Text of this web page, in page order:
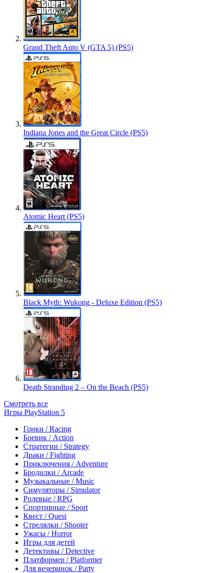
Grand Theft Auto V (GTA 5) (PS5)
Indiana Jones and the Great Circle (PS5)
Atomic Heart (PS5)
Black Myth: Wukong - Deluxe Edition (PS5)
Death Stranding 2 – On the Beach (PS5)
Смотреть все
Игры PlayStation 5
Гонки / Racing
Боевик / Action
Стратегии / Strategy
Драки / Fighting
Приключения / Adventure
Бродилки / Arcade
Музыкальные / Music
Симуляторы / Simulator
Ролевые / RPG
Спортивные / Sport
Квест / Quest
Стрелялки / Shooter
Ужасы / Horror
Игры для детей
Детективы / Detective
Платформер / Platformer
Для вечеринок / Party